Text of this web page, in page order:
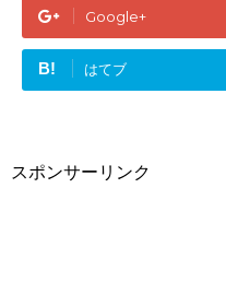
Google+
B! はてブ
スポンサーリンク